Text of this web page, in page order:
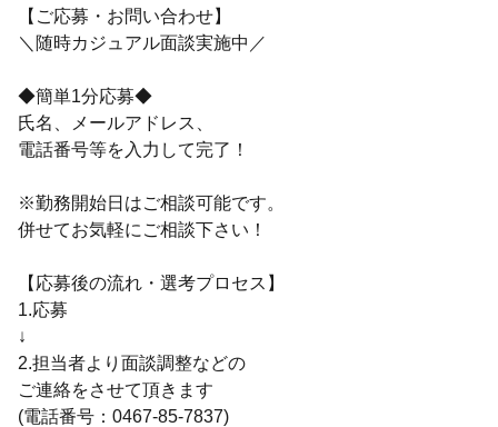
【ご応募・お問い合わせ】
＼随時カジュアル面談実施中／
◆簡単1分応募◆
氏名、メールアドレス、
電話番号等を入力して完了！
※勤務開始日はご相談可能です。
併せてお気軽にご相談下さい！
【応募後の流れ・選考プロセス】
1.応募
↓
2.担当者より面談調整などの
ご連絡をさせて頂きます
(電話番号：0467-85-7837)